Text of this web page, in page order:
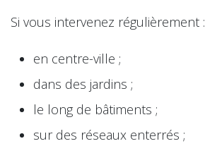
Si vous intervenez régulièrement :
en centre-ville ;
dans des jardins ;
le long de bâtiments ;
sur des réseaux enterrés ;